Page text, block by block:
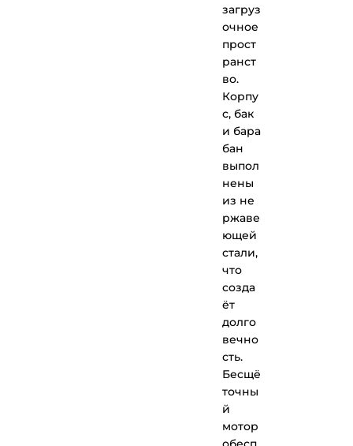
загруз
очное
прост
ранст
во.
Корпу
с, бак
и бара
бан
выпол
нены
из не
ржаве
ющей
стали,
что
созда
ёт
долго
вечно
сть.
Бесщё
точны
й
мотор